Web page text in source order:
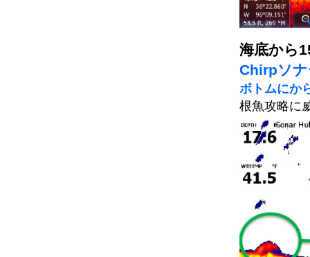
海底から
Chirpソ
ボトムにか
根魚攻略に